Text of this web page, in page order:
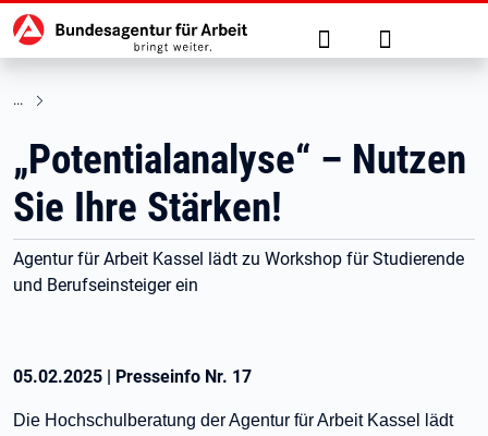
zu den Hauptinhalten springen
Hauptnavigation Suche Anmelden
„Potentialanalyse“ – Nutzen
Sie Ihre Stärken!
Agentur für Arbeit Kassel lädt zu Workshop für Studierende
und Berufseinsteiger ein
05.02.2025 | Presseinfo Nr. 17
Die Hochschulberatung der Agentur für Arbeit Kassel lädt